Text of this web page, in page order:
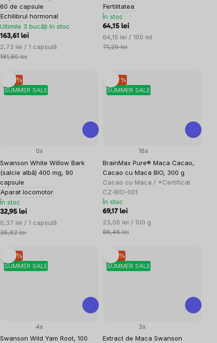
60 de capsule
Echilibrul hormonal
Ultimile 3 bucăți în stoc
163,61 lei
Evaluare
preţ:
2,73 lei / 1 capsulă
181,80 lei
Fertilitatea
În stoc
64,15 lei
Evaluare
preţ:
64,15 lei / 100 ml
71,29 lei
SUMMER SALE
–10 %
Swanson White Willow Bark
(salcie albă) 400 mg, 90
capsule
Aparat locomotor
0x
În stoc
32,95 lei
Evaluare
preţ:
0,37 lei / 1 capsulă
36,62 lei
SUMMER SALE
–20 %
BrainMax Pure® Maca Cacao,
Cacao cu Maca BIO, 300 g
Cacao cu Maca / *Certificat
CZ-BIO-001
16x
În stoc
69,17 lei
Evaluare
preţ:
23,06 lei / 100 g
86,46 lei
SUMMER SALE
–10 %
Swanson Wild Yam Root, 100
4x
SUMMER SALE
–10 %
Extract de Maca Swanson
3x